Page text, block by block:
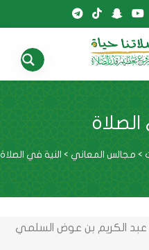
> مجالس المعاني > النية في الصلاة
عبد الكريم بن عوض السلمي